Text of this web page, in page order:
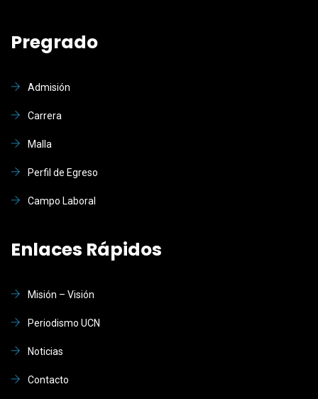
Pregrado
Admisión
Carrera
Malla
Perfil de Egreso
Campo Laboral
Enlaces Rápidos
Misión – Visión
Periodismo UCN
Noticias
Contacto